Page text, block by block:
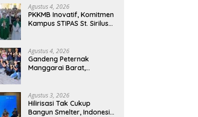
Organisasi
Agustus 4, 2026
PKKMB Inovatif, Komitmen
Kampus STIPAS St. Sirilus
Agustus 4, 2026
Gandeng Peternak
Manggarai Barat,
Pakan Fermentasi
Agustus 3, 2026
Hilirisasi Tak Cukup
Bangun Smelter, Indonesia